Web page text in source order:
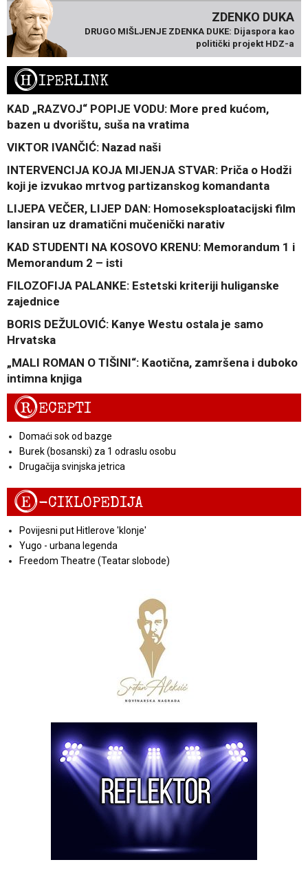
ZDENKO DUKA
DRUGO MIŠLJENJE ZDENKA DUKE: Dijaspora kao
politički projekt HDZ-a
HIPERLINK
KAD „RAZVOJ“ POPIJE VODU: More pred kućom,
bazen u dvorištu, suša na vratima
VIKTOR IVANČIĆ: Nazad naši
INTERVENCIJA KOJA MIJENJA STVAR: Priča o Hodži
koji je izvukao mrtvog partizanskog komandanta
LIJEPA VEČER, LIJEP DAN: Homoseksploatacijski film
lansiran uz dramatični mučenički narativ
KAD STUDENTI NA KOSOVO KRENU: Memorandum 1 i
Memorandum 2 – isti
FILOZOFIJA PALANKE: Estetski kriteriji huliganske
zajednice
BORIS DEŽULOVIĆ: Kanye Westu ostala je samo
Hrvatska
„MALI ROMAN O TIŠINI“: Kaotična, zamršena i duboko
intimna knjiga
RECEPTI
Domaći sok od bazge
Burek (bosanski) za 1 odraslu osobu
Drugačija svinjska jetrica
E-CIKLOPEDIJA
Povijesni put Hitlerove 'klonje'
Yugo - urbana legenda
Freedom Theatre (Teatar slobode)